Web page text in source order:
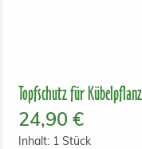
Topfschutz für
Regulärer Preis:
24,90 €
Inhalt: 1 Stück